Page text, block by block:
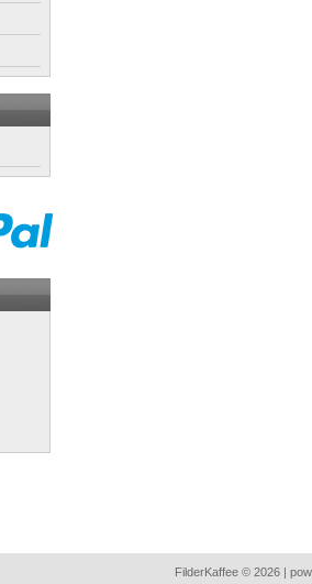
FilderKaffee © 2026 |